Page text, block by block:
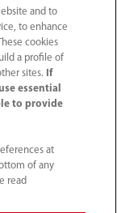
and to
to enhance
cookies
a profile of
sites.
If
essential
to provide
at
of any
read